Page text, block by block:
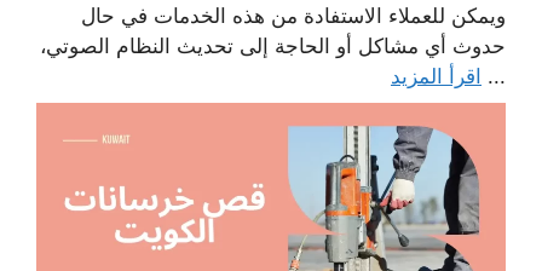
ويمكن للعملاء الاستفادة من هذه الخدمات في حال
حدوث أي مشاكل أو الحاجة إلى تحديث النظام الصوتي،
... اقرأ المزيد